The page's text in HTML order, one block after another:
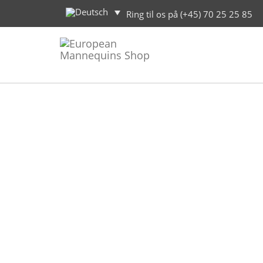
Ring til os på (+45) 70 25 25 85